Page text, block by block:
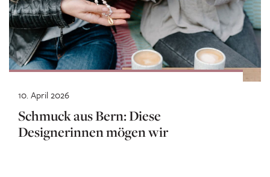
Schmuck aus Bern: Diese
Designerinnen mögen wir
10. April 2026